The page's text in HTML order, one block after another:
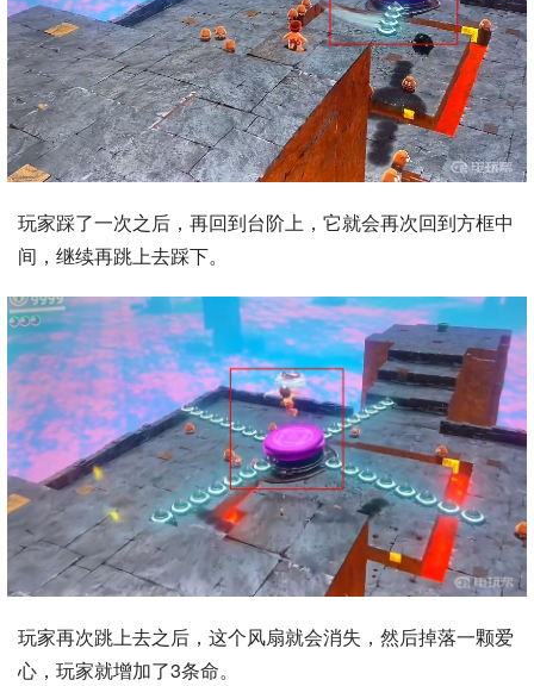
玩家踩了一次之后，再回到台阶上，它就会再次回到方框中
间，继续再跳上去踩下。
玩家再次跳上去之后，这个风扇就会消失，然后掉落一颗爱
心，玩家就增加了3条命。